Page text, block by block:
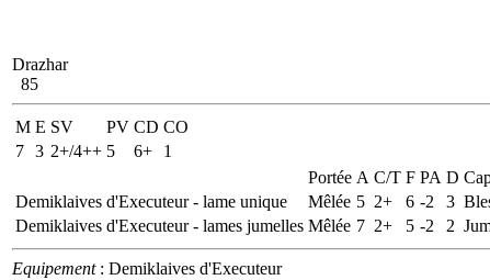
Drazhar
85
M E SV PV CD CO
7 3 2+/4++ 5 6+
1
Portée A C/T F PA D
Demiklaives d'Executeur - lame unique
Mêlée 5 2+ 6 -2 3
Demiklaives d'Executeur - lames jumelles Mêlée 7 2+ 5 -2 2
Equipement: Demiklaives d'Executeur